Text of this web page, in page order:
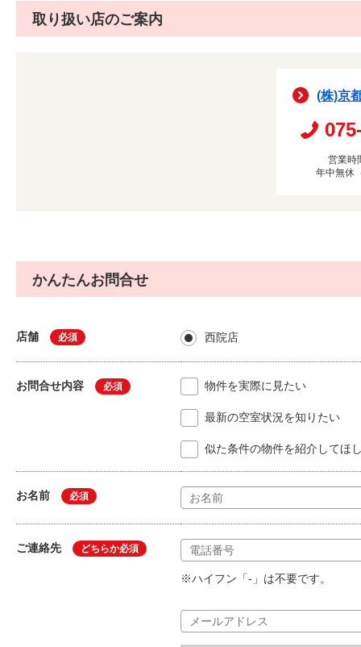
取り扱い店のご案内
(株)京
営業時
年中無休
かんたんお問合せ
店舗 必須 西院店
お問合せ内容 必須 物件を実際に見たい
最新の空室状況を知りたい
似た条件の物件を紹介してほ
お名前 必須
ご連絡先 どちらか必須
※ハイフン「-」は不要です。